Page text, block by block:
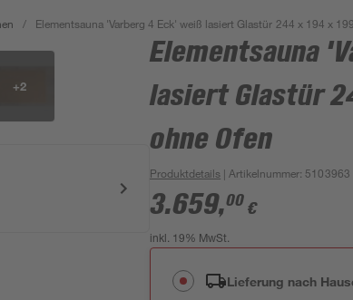
/ Elementsauna 'Varberg 4 Eck' weiß lasiert Glastür 244 x 194 x
+2
Elementsauna
lasiert Glastür
ohne Ofen
Produktdetails | Artikelnummer: 5103963
3.659,00 €
inkl. 19% MwSt.
Lieferung nach